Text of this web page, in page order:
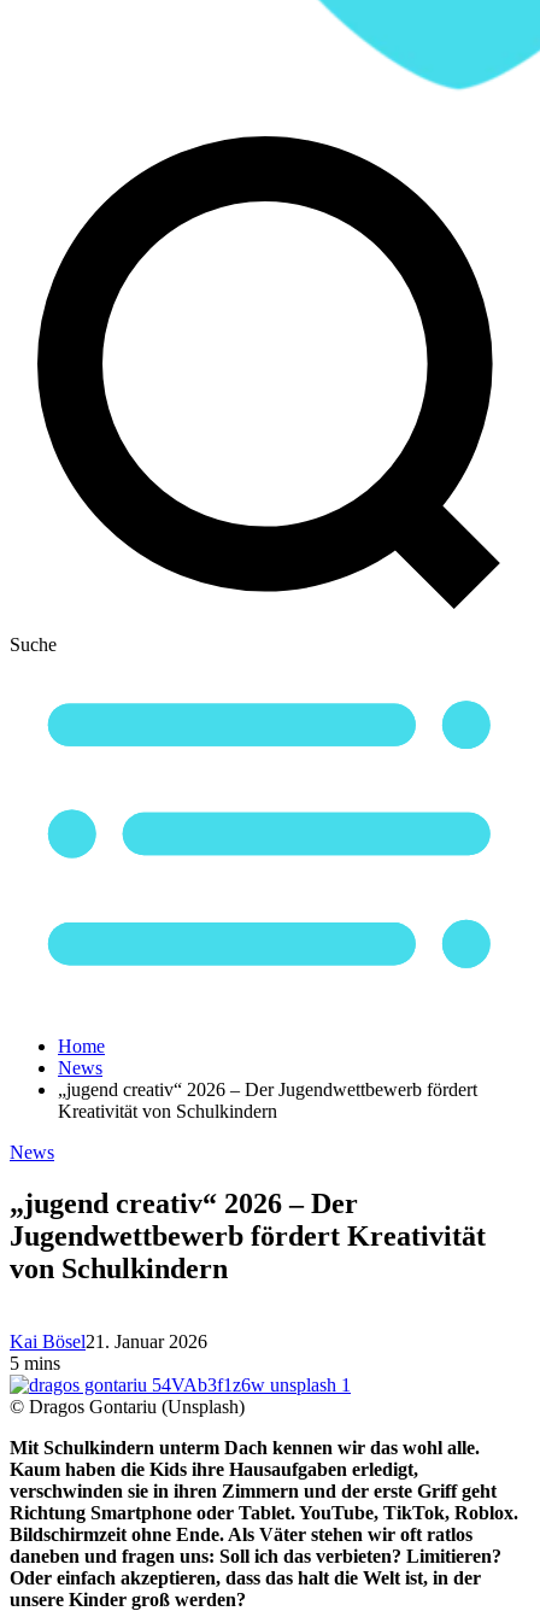
Suche
Home
News
„jugend creativ“ 2026 – Der Jugendwettbewerb fördert
Kreativität von Schulkindern
News
„jugend creativ“ 2026 – Der
Jugendwettbewerb fördert Kreativität
von Schulkindern
Kai Bösel21. Januar 2026
5 mins
© Dragos Gontariu (Unsplash)
Mit Schulkindern unterm Dach kennen wir das wohl alle.
Kaum haben die Kids ihre Hausaufgaben erledigt,
verschwinden sie in ihren Zimmern und der erste Griff geht
Richtung Smartphone oder Tablet. YouTube, TikTok, Roblox.
Bildschirmzeit ohne Ende. Als Väter stehen wir oft ratlos
daneben und fragen uns: Soll ich das verbieten? Limitieren?
Oder einfach akzeptieren, dass das halt die Welt ist, in der
unsere Kinder groß werden?